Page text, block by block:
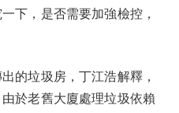
下，是否需要加強檢控，
垃圾房，丁江浩解釋，
於老舊大廈處理垃圾依賴